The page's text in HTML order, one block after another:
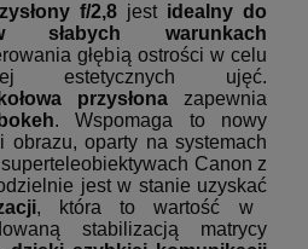
f/2,8 jest idealny do
słabych warunkach
głębią ostrości w celu
estetycznych ujęć.
przysłona zapewnia
bokeh. Wspomaga to nowy
obrazu, oparty na systemach
Canon z
jest w stanie uzyskać
, która to wartość w
stabilizacją matrycy